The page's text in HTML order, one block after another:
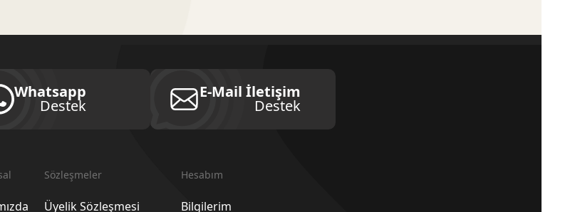
Whatsapp
Destek
E-Mail İletişim
Destek
Sözleşmeler
Üyelik Sözleşmesi
Hesabım
Bilgilerim